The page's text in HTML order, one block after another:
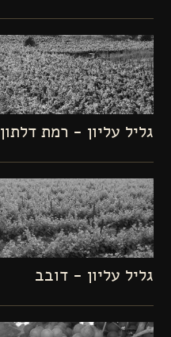
גליל עליון - רמת דלתון
גליל עליון - דובב